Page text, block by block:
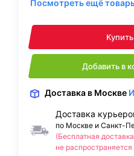
Посмотреть ещё
Добавить в
Доставка в Москве
Доставка
по Москве и Санкт-
(Бесплатная
не распространяется